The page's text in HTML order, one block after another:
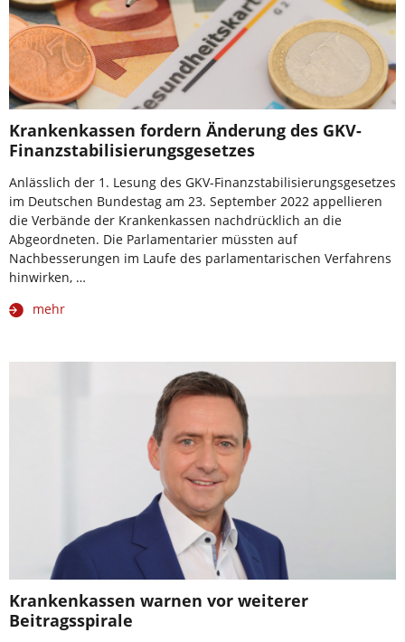
Krankenkassen fordern Änderung des GKV-
Finanzstabilisierungsgesetzes
Anlässlich der 1. Lesung des GKV-Finanzstabilisierungsgesetzes
im Deutschen Bundestag am 23. September 2022 appellieren
die Verbände der Krankenkassen nachdrücklich an die
Abgeordneten. Die Parlamentarier müssten auf
Nachbesserungen im Laufe des parlamentarischen Verfahrens
hinwirken, …
mehr
Krankenkassen warnen vor weiterer
Beitragsspirale